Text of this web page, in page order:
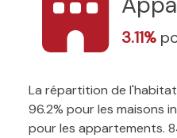
3.11%
La répartition de
96.2% pour les maisons
pour les appartements.